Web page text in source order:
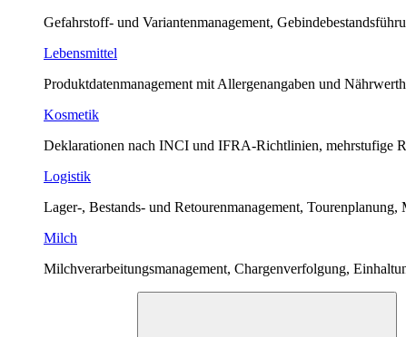
Gefahrstoff- und Variantenmanagement,
Lebensmittel
Produktdatenmanagement mit Allergenangaben und
Kosmetik
Deklarationen nach INCI und IFRA-Richtlinien, mehrstufige
Logistik
Lager-, Bestands- und Retourenmanagement,
Milch
Milchverarbeitungsmanagement, Chargenverfolgung,